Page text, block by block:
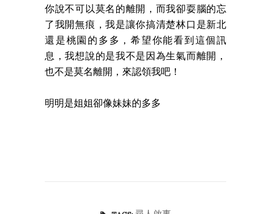
你說不可以莫名的離開，而我卻耍腦的忘
了我開無痕，我是讓你搞清楚林口是新北
還是桃園的多多，希望你能看到這個訊
息，我想說的是我不是因為生氣而離開，
也不是莫名離開，來認領我吧！
明明是姐姐卻像妹妹的多多